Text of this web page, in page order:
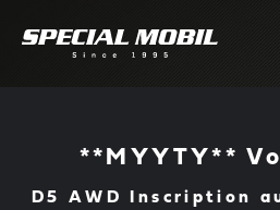
**MYYTY**
D5 AWD Inscription